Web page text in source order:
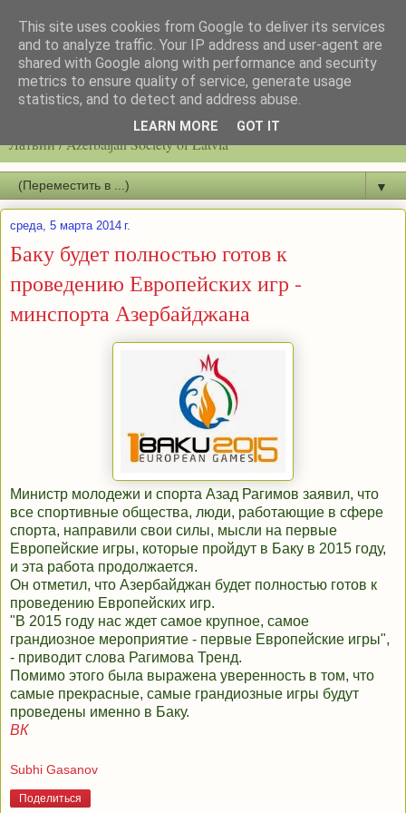
Latvijas azerbaidžāņu biedrību / Общество азербайджанцев
Латвии / Azerbaijan Society of Latvia
▼
среда, 5 марта 2014 г.
Баку будет полностью готов к
проведению Европейских игр -
минспорта Азербайджана
Министр молодежи и спорта Азад Рагимов заявил, что
все спортивные общества, люди, работающие в сфере
спорта, направили свои силы, мысли на первые
Европейские игры, которые пройдут в Баку в 2015 году,
и эта работа продолжается.
Он отметил, что Азербайджан будет полностью готов к
проведению Европейских игр.
"В 2015 году нас ждет самое крупное, самое
грандиозное мероприятие - первые Европейские игры",
- приводит слова Рагимова Тренд.
Помимо этого была выражена уверенность в том, что
самые прекрасные, самые грандиозные игры будут
проведены именно в Баку.
ВК
Subhi Gasanov
Поделиться
This site uses cookies from Google to deliver its services
and to analyze traffic. Your IP address and user-agent are
shared with Google along with performance and security
metrics to ensure quality of service, generate usage
statistics, and to detect and address abuse.
LEARN MORE GOT IT